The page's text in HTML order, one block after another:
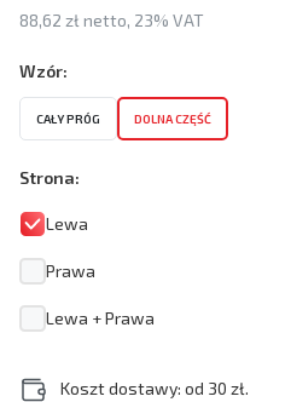
88,62 zł netto, 23% VAT
Wzór:
CAŁY PRÓG DOLNA CZĘŚĆ
Strona:
Lewa
Prawa
Lewa + Prawa
Koszt dostawy: od 30 zł.